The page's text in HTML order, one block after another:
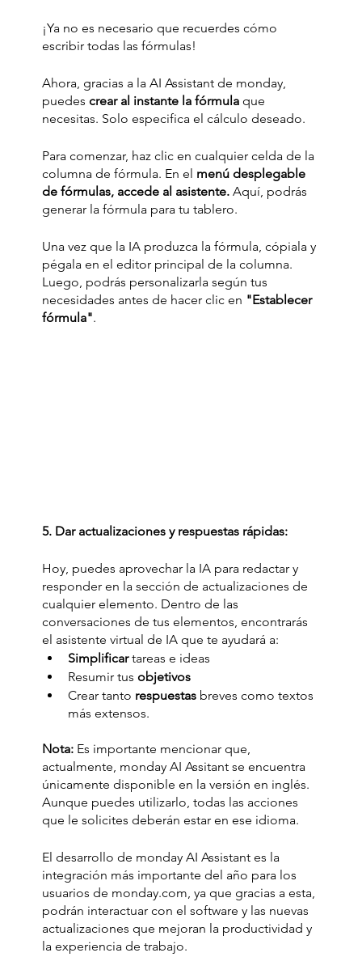
¡Ya no es necesario que recuerdes cómo
escribir todas las fórmulas!
Ahora, gracias a la AI Assistant de monday,
puedes crear al instante la fórmula que
necesitas. Solo especifica el cálculo deseado.
Para comenzar, haz clic en cualquier celda de la
columna de fórmula. En el menú desplegable
de fórmulas, accede al asistente. Aquí, podrás
generar la fórmula para tu tablero.
Una vez que la IA produzca la fórmula, cópiala y
pégala en el editor principal de la columna.
Luego, podrás personalizarla según tus
necesidades antes de hacer clic en "Establecer
fórmula".
5. Dar actualizaciones y respuestas rápidas:
Hoy, puedes aprovechar la IA para redactar y
responder en la sección de actualizaciones de
cualquier elemento. Dentro de las
conversaciones de tus elementos, encontrarás
el asistente virtual de IA que te ayudará a:
Simplificar tareas e ideas
Resumir tus objetivos
Crear tanto respuestas breves como textos
más extensos.
Nota: Es importante mencionar que,
actualmente, monday AI Assitant se encuentra
únicamente disponible en la versión en inglés.
Aunque puedes utilizarlo, todas las acciones
que le solicites deberán estar en ese idioma.
El desarrollo de monday AI Assistant es la
integración más importante del año para los
usuarios de monday.com, ya que gracias a esta,
podrán interactuar con el software y las nuevas
actualizaciones que mejoran la productividad y
la experiencia de trabajo.